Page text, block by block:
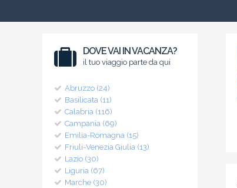
DOVE VAI IN VACANZA?
il tuo viaggio parte da qui
Abruzzo (24)
Basilicata (11)
Calabria (116)
Campania (69)
Emilia-Romagna (15)
Friuli-Venezia Giulia (13)
Lazio (30)
Liguria (67)
Marche (30)